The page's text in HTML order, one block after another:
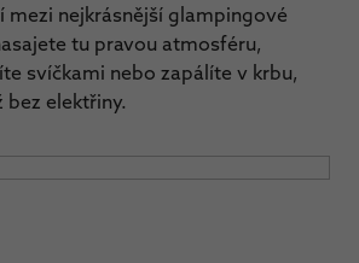
mezi nejkrásnější glampingové
tu pravou atmosféru,
svíčkami nebo zapálíte v krbu,
elektřiny.